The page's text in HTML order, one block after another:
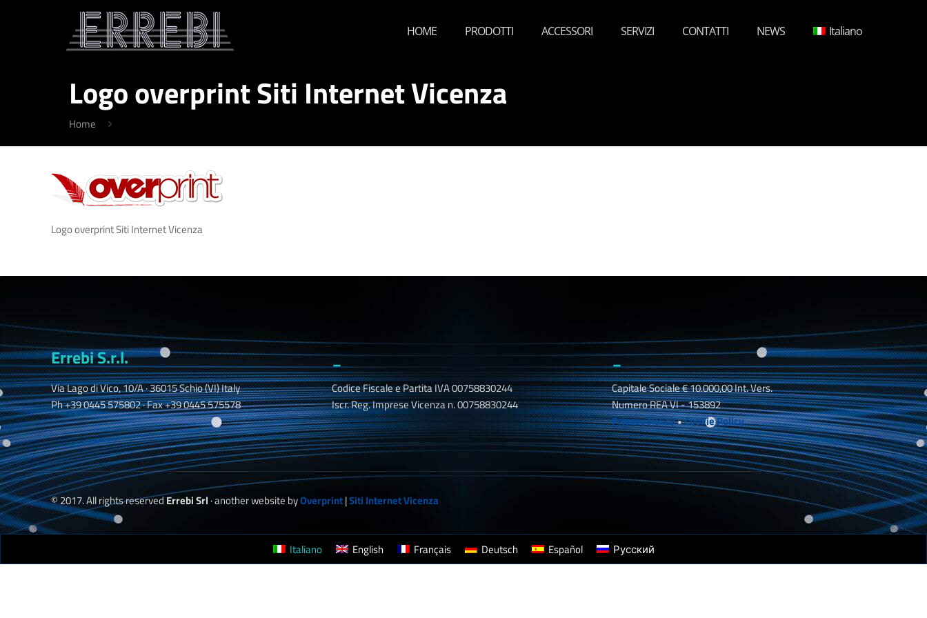
HOME PRODOTTI ACCESSORI SERVIZI CONTATTI NEWS Italiano
Logo overprint Siti Internet Vicenza
Home
Logo overprint Siti Internet Vicenza
Errebi S.r.l.
Via Lago di Vico, 10/A · 36015 Schio (VI) Italy
Ph +39 0445 575802 · Fax +39 0445 575578
_
Codice Fiscale e Partita IVA 00758830244
Iscr. Reg. Imprese Vicenza n. 00758830244
_
Capitale Sociale € 10.000,00 Int. Vers.
Numero REA VI - 153892
Privacy Policy•Cookie Policy
© 2017. All rights reservedErrebi Srl · another website byOverprint|Siti Internet Vicenza
Italiano English Français Deutsch Español Русский